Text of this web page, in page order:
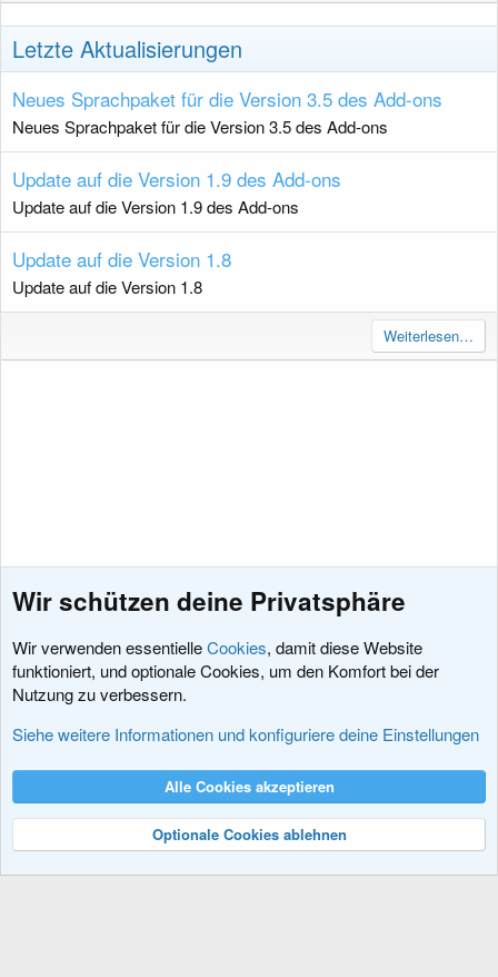
Letzte Aktualisierungen
Neues Sprachpaket für die Version 3.5 des Add-ons
Neues Sprachpaket für die Version 3.5 des Add-ons
Update auf die Version 1.9 des Add-ons
Update auf die Version 1.9 des Add-ons
Update auf die Version 1.8
Update auf die Version 1.8
Weiterlesen…
Hacks und Add-Ons
Nutzungsbedingungen Datenschutz
R
Community platform by XenForo® © 2010-2024 XenForo Ltd.
Wir schützen deine Privatsphäre
Wir verwenden essentielleCookies, damit diese Website
funktioniert, und optionale Cookies, um den Komfort bei der
Nutzung zu verbessern.
Siehe weitere Informationen und konfiguriere deine Einstellungen
Alle Cookies akzeptieren
Optionale Cookies ablehnen